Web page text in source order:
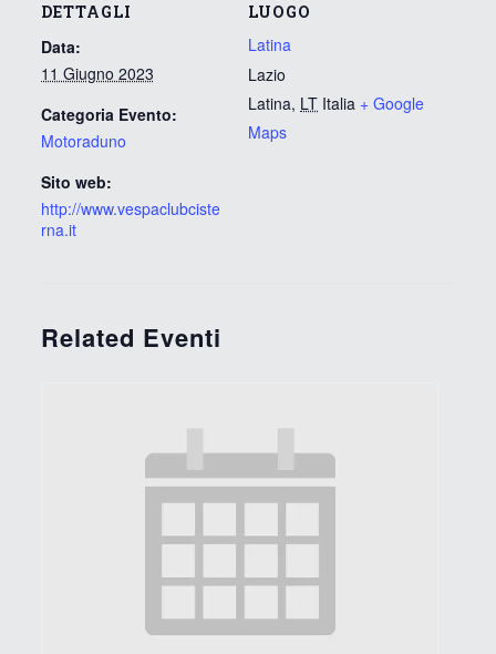
DETTAGLI
Data:
11 Giugno 2023
Categoria Evento:
Motoraduno
Sito web:
http://www.vespaclubciste
rna.it
LUOGO
Latina
Lazio
Latina, LT Italia + Google
Maps
Related Eventi